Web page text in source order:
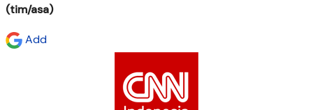
(tim/asa)
Add